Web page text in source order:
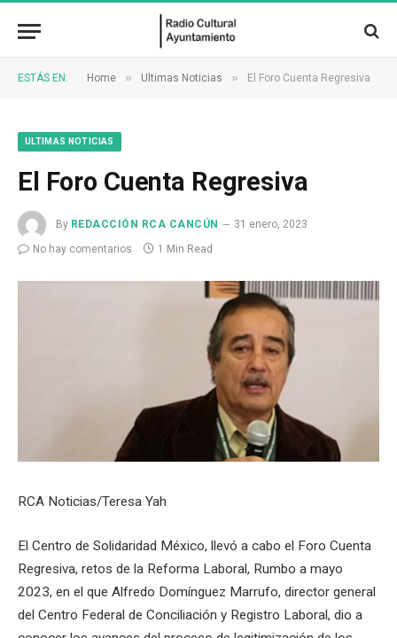
ESTÁS EN: Home » Ultimas Noticias » El Foro Cuenta Regresiva
ULTIMAS NOTICIAS
El Foro Cuenta Regresiva
By REDACCIÓN RCA CANCÚN
31 enero, 2023
No hay comentarios
1 Min Read
RCA Noticias/Teresa Yah
El Centro de Solidaridad México, llevó a cabo el Foro Cuenta
Regresiva, retos de la Reforma Laboral, Rumbo a mayo
2023, en el que Alfredo Domínguez Marrufo, director general
del Centro Federal de Conciliación y Registro Laboral, dio a